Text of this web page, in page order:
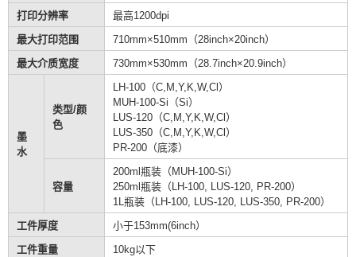
打印分辨率
最高1200dpi
最大打印范围
710mm×510mm（28inch×20inch）
最大介质宽度
730mm×530mm（28.7inch×20.9inch）
墨
水
类型/颜
色
LH-100（C,M,Y,K,W,Cl）
MUH-100-Si（Si）
LUS-120（C,M,Y,K,W,Cl）
LUS-350（C,M,Y,K,W,Cl）
PR-200（底漆）
容量
200ml瓶装（MUH-100-Si）
250ml瓶装（LH-100, LUS-120, PR-200）
1L瓶装（LH-100, LUS-120, LUS-350, PR-200）
工件厚度
小于153mm(6inch）
工件重量
10kg以下